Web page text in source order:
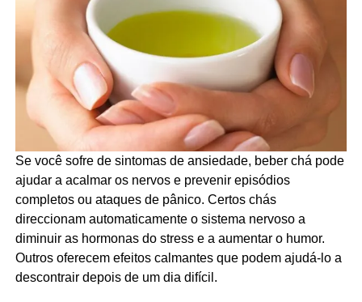
Se você sofre de sintomas de ansiedade, beber chá pode
ajudar a acalmar os nervos e prevenir episódios
completos ou ataques de pânico. Certos chás
direccionam automaticamente o sistema nervoso a
diminuir as hormonas do stress e a aumentar o humor.
Outros oferecem efeitos calmantes que podem ajudá-lo a
descontrair depois de um dia difícil.